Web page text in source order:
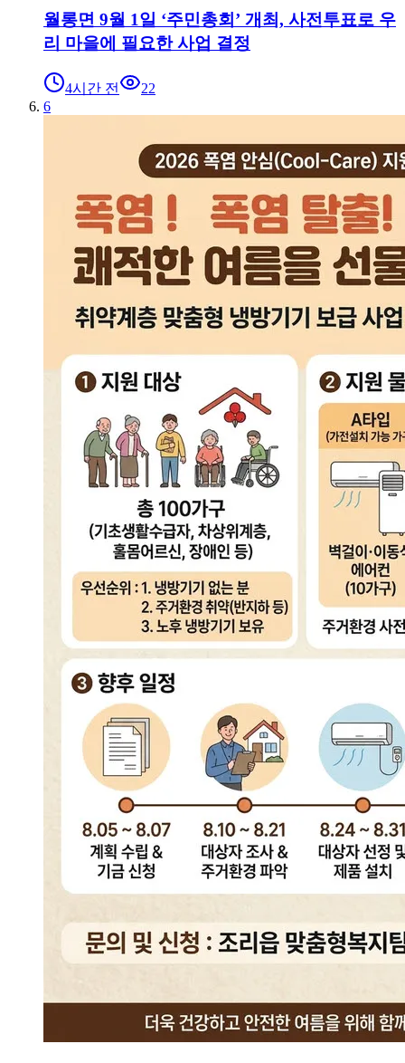
월롱면 9월 1일 ‘주민총회’ 개최, 사전투표로 우
리 마을에 필요한 사업 결정
4시간 전
22
6